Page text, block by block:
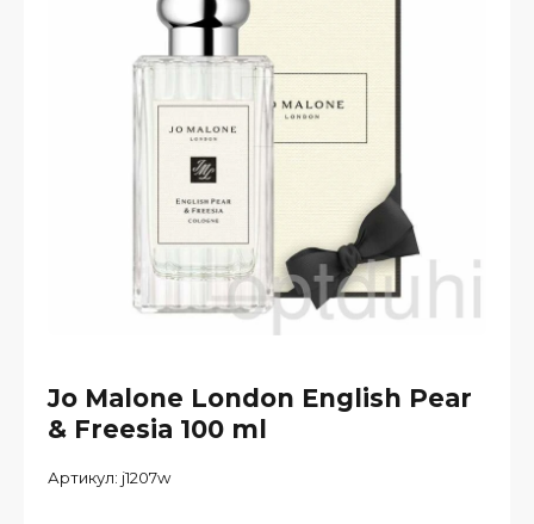
Jo Malone London English Pear
& Freesia 100 ml
Артикул: j1207w